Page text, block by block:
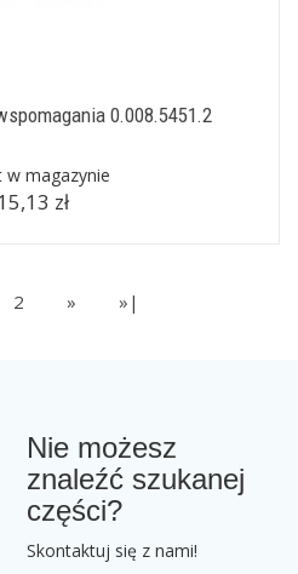
0.008.5451.2
w magazynie
zł
2 » »|
Nie możesz
znaleźć szukanej
części?
Skontaktuj się z nami!